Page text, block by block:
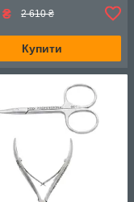
₴ 2 610 ₴
Купити